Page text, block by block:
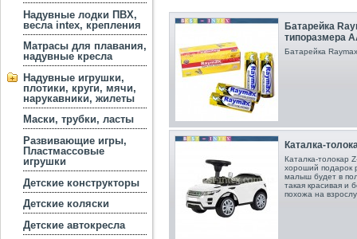
Надувные лодки ПВХ,
весла intex, крепления
Матрасы для плавания,
надувные кресла
Надувные игрушки,
плотики, круги, мячи,
нарукавники, жилеты
Маски, трубки, ласты
Развивающие игры,
Пластмассовые
игрушки
Детские конструкторы
Детские коляски
Детские автокресла
Батарейка
типоразмера
Батарейка
Каталка-
Каталка-толокар
хороший подарок
малыш будет в
такая красивая и
похожа на